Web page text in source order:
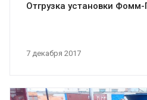
7 декабря 2017
Отгрузка установки